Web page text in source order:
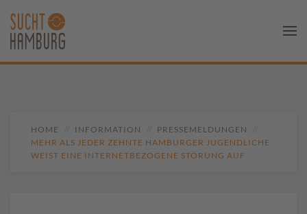
HOME INFORMATION
PRESSEMELDUNGEN
MEHR ALS JEDER ZEHNTE HAMBURGER JUGENDLICHE
WEIST EINE INTERNETBEZOGENE STÖRUNG AUF